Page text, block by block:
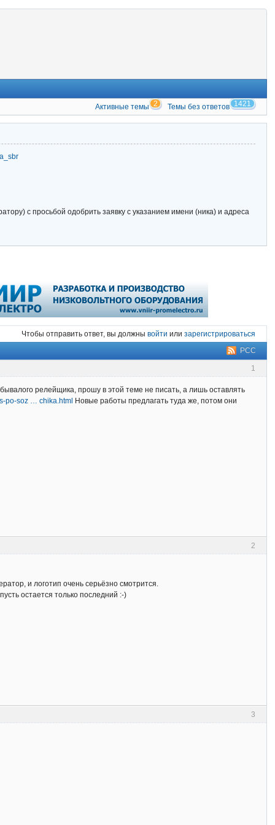
Активные темы 2 Темы без ответов 1421
с просьбой одобрить заявку с указанием имени (ника) и адреса
Чтобы отправить ответ, вы должны войти или зарегистрироваться
РСС
1
релейщика, прошу в этой теме не писать, а лишь оставлять
po-soz … chika.html Новые работы предлагать туда же, потом они
2
и логотип очень серьёзно смотрится.
остается только последний :-)
3